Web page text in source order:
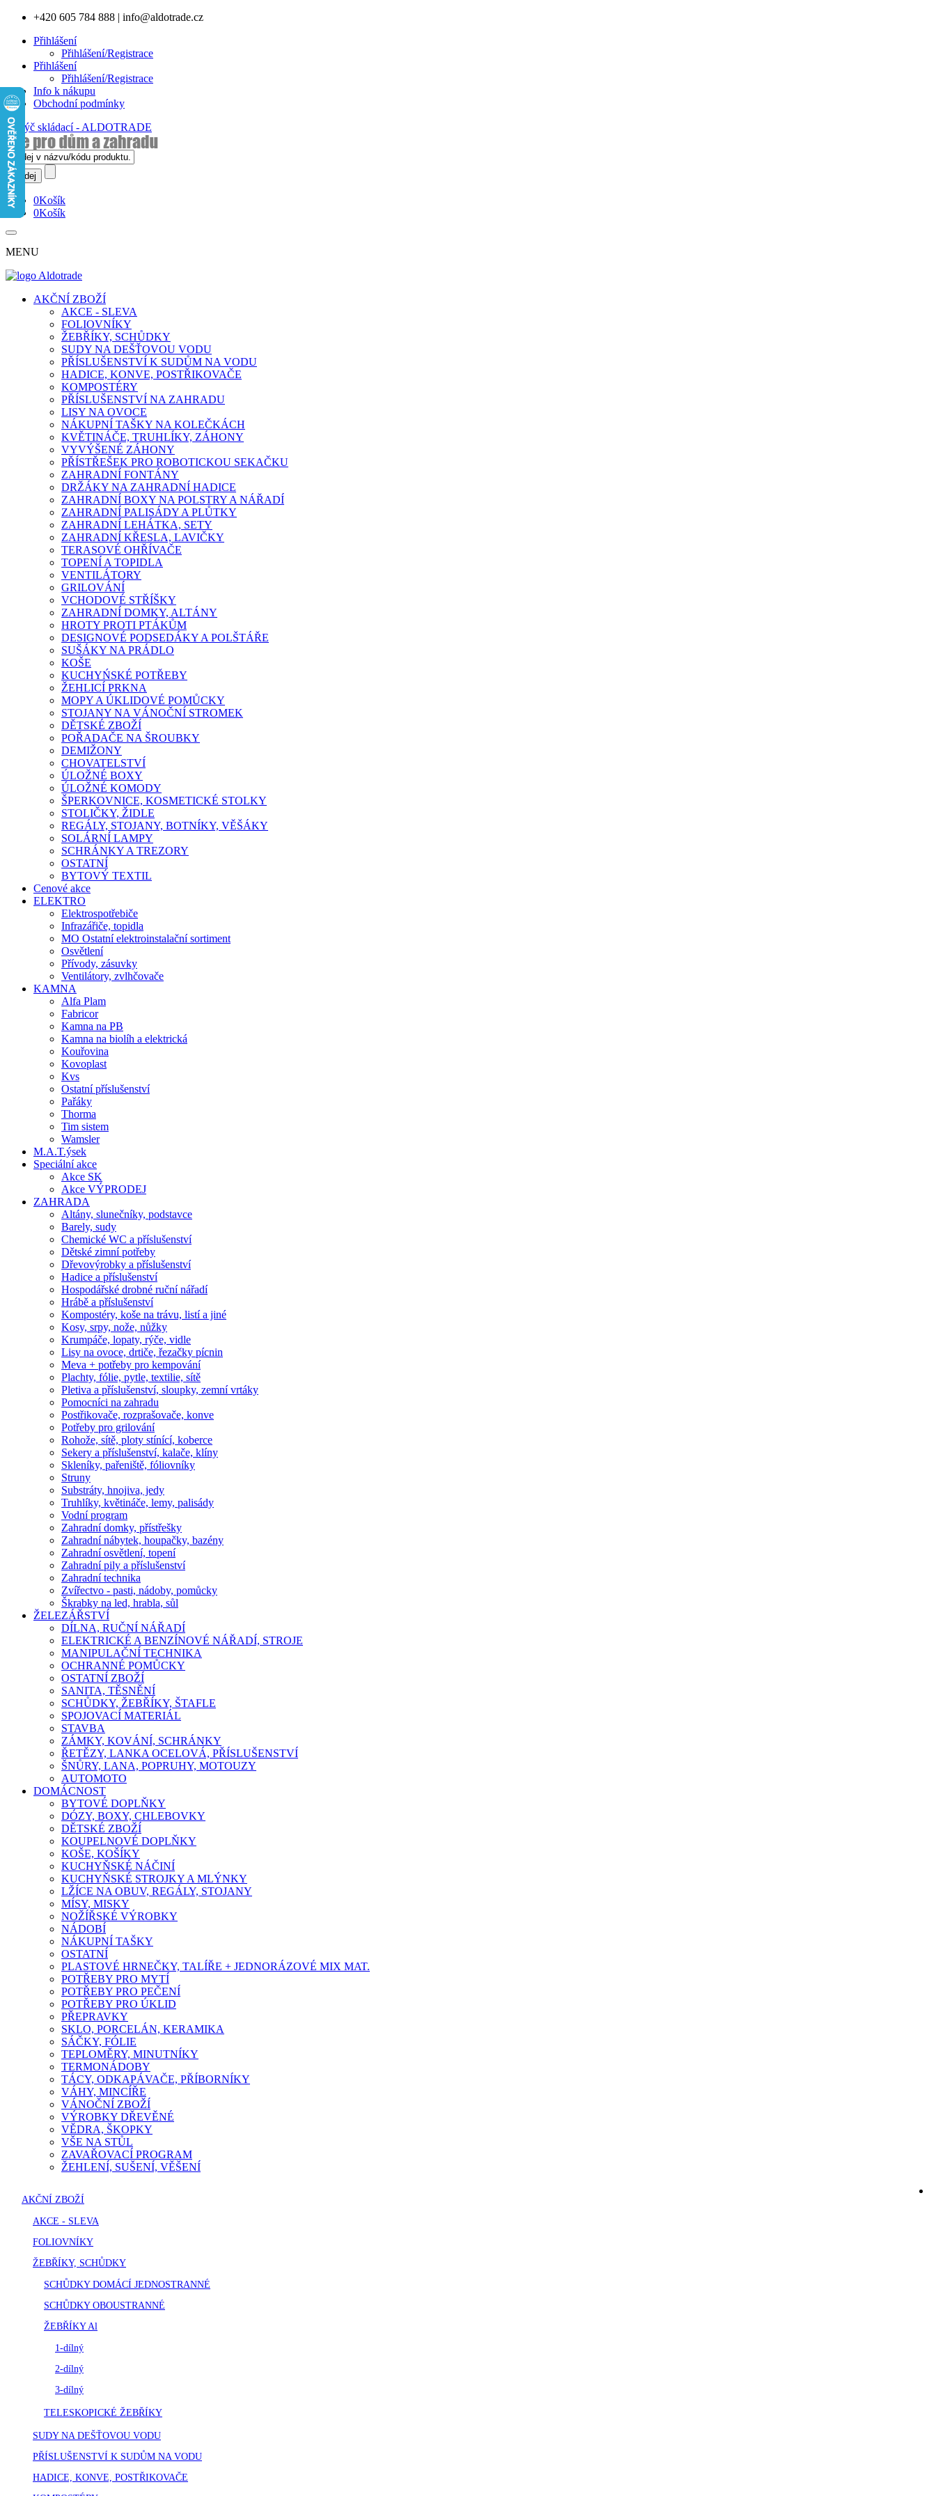
+420 605 784 888 | info@aldotrade.cz
Přihlášení
Přihlášení/Registrace
Přihlášení
Přihlášení/Registrace
Info k nákupu
Obchodní podmínky
0Košík
0Košík
MENU
AKČNÍ ZBOŽÍ
AKCE - SLEVA
FOLIOVNÍKY
ŽEBŘÍKY, SCHŮDKY
SUDY NA DEŠŤOVOU VODU
PŘÍSLUŠENSTVÍ K SUDŮM NA VODU
HADICE, KONVE, POSTŘIKOVAČE
KOMPOSTÉRY
PŘÍSLUŠENSTVÍ NA ZAHRADU
LISY NA OVOCE
NÁKUPNÍ TAŠKY NA KOLEČKÁCH
KVĚTINÁČE, TRUHLÍKY, ZÁHONY
VYVÝŠENÉ ZÁHONY
PŘÍSTŘEŠEK PRO ROBOTICKOU SEKAČKU
ZAHRADNÍ FONTÁNY
DRŽÁKY NA ZAHRADNÍ HADICE
ZAHRADNÍ BOXY NA POLSTRY A NÁŘADÍ
ZAHRADNÍ PALISÁDY A PLŮTKY
ZAHRADNÍ LEHÁTKA, SETY
ZAHRADNÍ KŘESLA, LAVIČKY
TERASOVÉ OHŘÍVAČE
TOPENÍ A TOPIDLA
VENTILÁTORY
GRILOVÁNÍ
VCHODOVÉ STŘÍŠKY
ZAHRADNÍ DOMKY, ALTÁNY
HROTY PROTI PTÁKŮM
DESIGNOVÉ PODSEDÁKY A POLŠTÁŘE
SUŠÁKY NA PRÁDLO
KOŠE
KUCHYŃSKÉ POTŘEBY
ŽEHLICÍ PRKNA
MOPY A ÚKLIDOVÉ POMŮCKY
STOJANY NA VÁNOČNÍ STROMEK
DĚTSKÉ ZBOŽÍ
POŘADAČE NA ŠROUBKY
DEMIŽONY
CHOVATELSTVÍ
ÚLOŽNÉ BOXY
ÚLOŽNÉ KOMODY
ŠPERKOVNICE, KOSMETICKÉ STOLKY
STOLIČKY, ŽIDLE
REGÁLY, STOJANY, BOTNÍKY, VĚŠÁKY
SOLÁRNÍ LAMPY
SCHRÁNKY A TREZORY
OSTATNÍ
BYTOVÝ TEXTIL
Cenové akce
ELEKTRO
Elektrospotřebiče
Infrazářiče, topidla
MO Ostatní elektroinstalační sortiment
Osvětlení
Přívody, zásuvky
Ventilátory, zvlhčovače
KAMNA
Alfa Plam
Fabricor
Kamna na PB
Kamna na biolíh a elektrická
Kouřovina
Kovoplast
Kvs
Ostatní příslušenství
Pařáky
Thorma
Tim sistem
Wamsler
M.A.T.ýsek
Speciální akce
Akce SK
Akce VÝPRODEJ
ZAHRADA
Altány, slunečníky, podstavce
Barely, sudy
Chemické WC a příslušenství
Dětské zimní potřeby
Dřevovýrobky a příslušenství
Hadice a příslušenství
Hospodářské drobné ruční nářadí
Hrábě a příslušenství
Kompostéry, koše na trávu, listí a jiné
Kosy, srpy, nože, nůžky
Krumpáče, lopaty, rýče, vidle
Lisy na ovoce, drtiče, řezačky pícnin
Meva + potřeby pro kempování
Plachty, fólie, pytle, textilie, sítě
Pletiva a příslušenství, sloupky, zemní vrtáky
Pomocníci na zahradu
Postřikovače, rozprašovače, konve
Potřeby pro grilování
Rohože, sítě, ploty stínící, koberce
Sekery a příslušenství, kalače, klíny
Skleníky, pařeniště, fóliovníky
Struny
Substráty, hnojiva, jedy
Truhlíky, květináče, lemy, palisády
Vodní program
Zahradní domky, přístřešky
Zahradní nábytek, houpačky, bazény
Zahradní osvětlení, topení
Zahradní pily a příslušenství
Zahradní technika
Zvířectvo - pasti, nádoby, pomůcky
Škrabky na led, hrabla, sůl
ŽELEZÁŘSTVÍ
DÍLNA, RUČNÍ NÁŘADÍ
ELEKTRICKÉ A BENZÍNOVÉ NÁŘADÍ, STROJE
MANIPULAČNÍ TECHNIKA
OCHRANNÉ POMŮCKY
OSTATNÍ ZBOŽÍ
SANITA, TĚSNĚNÍ
SCHŮDKY, ŽEBŘÍKY, ŠTAFLE
SPOJOVACÍ MATERIÁL
STAVBA
ZÁMKY, KOVÁNÍ, SCHRÁNKY
ŘETĚZY, LANKA OCELOVÁ, PŘÍSLUŠENSTVÍ
ŠNŮRY, LANA, POPRUHY, MOTOUZY
AUTOMOTO
DOMÁCNOST
BYTOVÉ DOPLŇKY
DÓZY, BOXY, CHLEBOVKY
DĚTSKÉ ZBOŽÍ
KOUPELNOVÉ DOPLŇKY
KOŠE, KOŠÍKY
KUCHYŇSKÉ NÁČINÍ
KUCHYŇSKÉ STROJKY A MLÝNKY
LŽÍCE NA OBUV, REGÁLY, STOJANY
MÍSY, MISKY
NOŽÍŘSKÉ VÝROBKY
NÁDOBÍ
NÁKUPNÍ TAŠKY
OSTATNÍ
PLASTOVÉ HRNEČKY, TALÍŘE + JEDNORÁZOVÉ MIX MAT.
POTŘEBY PRO MYTÍ
POTŘEBY PRO PEČENÍ
POTŘEBY PRO ÚKLID
PŘEPRAVKY
SKLO, PORCELÁN, KERAMIKA
SÁČKY, FÓLIE
TEPLOMĚRY, MINUTNÍKY
TERMONÁDOBY
TÁCY, ODKAPÁVAČE, PŘÍBORNÍKY
VÁHY, MINCÍŘE
VÁNOČNÍ ZBOŽÍ
VÝROBKY DŘEVĚNÉ
VĚDRA, ŠKOPKY
VŠE NA STŮL
ZAVAŘOVACÍ PROGRAM
ŽEHLENÍ, SUŠENÍ, VĚŠENÍ
AKČNÍ ZBOŽÍ
AKCE - SLEVA
FOLIOVNÍKY
ŽEBŘÍKY, SCHŮDKY
SCHŮDKY DOMÁCÍ JEDNOSTRANNÉ
SCHŮDKY OBOUSTRANNÉ
ŽEBŘÍKY Al
1-dílný
2-dílný
3-dílný
TELESKOPICKÉ ŽEBŘÍKY
SUDY NA DEŠŤOVOU VODU
PŘÍSLUŠENSTVÍ K SUDŮM NA VODU
HADICE, KONVE, POSTŘIKOVAČE